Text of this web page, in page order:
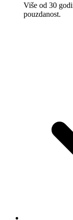
Više od 30
pouzdanost.